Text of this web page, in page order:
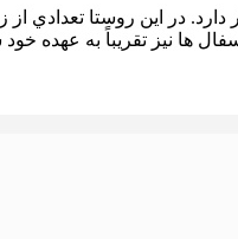
اين روستا تعدادي از
ها نيز تقريباً به عهده خود